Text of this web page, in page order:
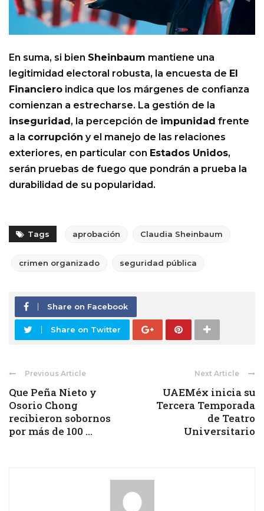
En suma, si bien Sheinbaum mantiene una
legitimidad electoral robusta, la encuesta de El
Financiero indica que los márgenes de confianza
comienzan a estrecharse. La gestión de la
inseguridad, la percepción de impunidad frente
a la corrupción y el manejo de las relaciones
exteriores, en particular con Estados Unidos,
serán pruebas de fuego que pondrán a prueba la
durabilidad de su popularidad.
Tags aprobación Claudia Sheinbaum
crimen organizado seguridad pública
Share on Facebook
Share on Twitter
Previous Article
Que Peña Nieto y
Osorio Chong
recibieron sobornos
por más de 100 ...
Next Article
UAEMéx inicia su
Tercera Temporada
de Teatro
Universitario